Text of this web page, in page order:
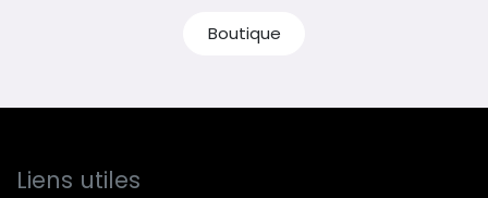
Boutique
Liens utiles